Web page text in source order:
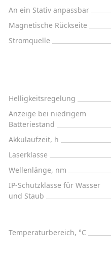
An ein Stativ anpassbar
Magnetische Rückseite
Stromquelle
Helligkeitsregelung
Anzeige bei niedrigem
Batteriestand
Akkulaufzeit, h
Laserklasse
Wellenlänge, nm
IP-Schutzklasse für Wasser
und Staub
Temperaturbereich, °C